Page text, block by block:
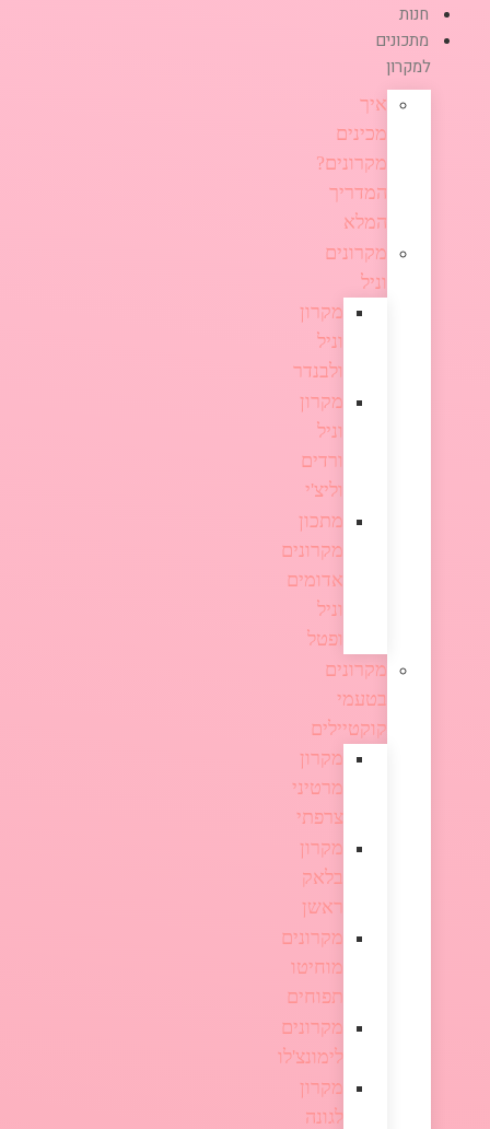
חנות
מתכונים
למקרון
איך
מכינים
מקרונים?
המדריך
המלא
מקרונים
וניל
מקרון
וניל
ולבנדר
מקרון
וניל
ורדים
וליצ'י
מתכון
מקרונים
אדומים
וניל
ופטל
מקרונים
בטעמי
קוקטיילים
מקרון
מרטיני
צרפתי
מקרון
בלאק
ראשן
מקרונים
מוחיטו
תפוחים
מקרונים
לימונצ'לו
מקרון
לגונה